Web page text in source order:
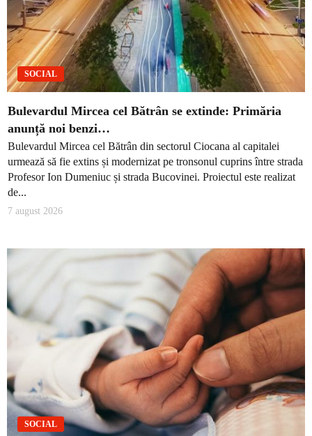
SOCIAL
Bulevardul Mircea cel Bătrân se extinde: Primăria
anunță noi benzi…
Bulevardul Mircea cel Bătrân din sectorul Ciocana al capitalei
urmează să fie extins și modernizat pe tronsonul cuprins între strada
Profesor Ion Dumeniuc și strada Bucovinei. Proiectul este realizat
de...
7 august 2026
SOCIAL